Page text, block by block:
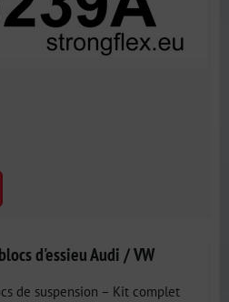
d'essieu Audi / VW
de suspension – Kit complet